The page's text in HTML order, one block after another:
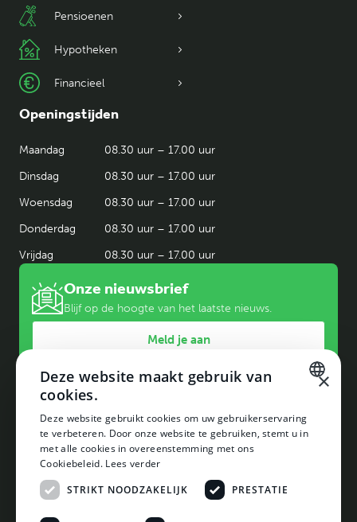
Pensioenen
Hypotheken
Financieel
Openingstijden
Maandag
08.30 uur – 17.00 uur
Dinsdag
08.30 uur – 17.00 uur
Woensdag
08.30 uur – 17.00 uur
Donderdag
08.30 uur – 17.00 uur
Vrijdag
08.30 uur – 17.00 uur
Onze nieuwsbrief
Blijf op de hoogte van het laatste nieuws.
Meld je aan
Klanten geven ons een 9,1
Op gebied van persoonlijke service
0224 - 591 228
08.30 uur - 17.00 uur
DUTCH
×
Deze website maakt gebruik van
cookies.
Deze website gebruikt cookies om uw gebruikerservaring
te verbeteren. Door onze website te gebruiken, stemt u in
met alle cookies in overeenstemming met ons
Cookiebeleid. Lees verder
STRIKT NOODZAKELIJK
PRESTATIE